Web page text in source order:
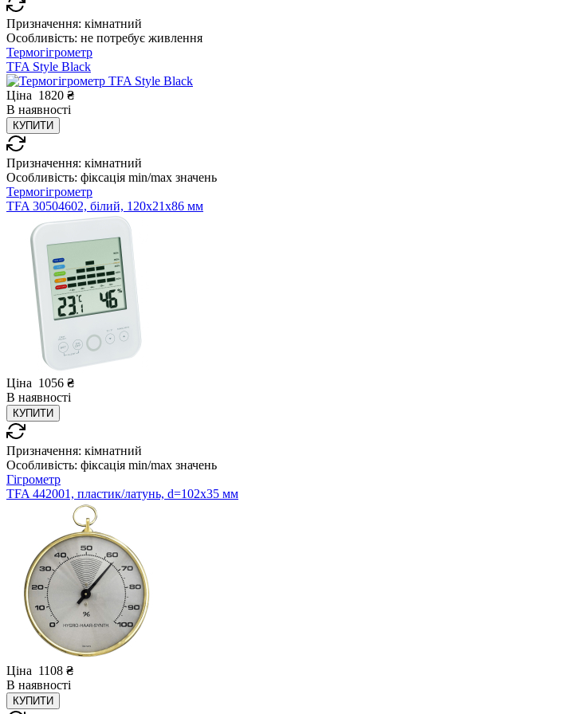
Призначення: кімнатний
Особливість: не потребує живлення
Термогігрометр
TFA Style Black
Ціна 1820 ₴
В наявності
КУПИТИ
Призначення: кімнатний
Особливість: фіксація min/max значень
Термогігрометр
TFA 30504602, білий, 120x21x86 мм
Ціна 1056 ₴
В наявності
КУПИТИ
Призначення: кімнатний
Особливість: фіксація min/max значень
Гігрометр
TFA 442001, пластик/латунь, d=102х35 мм
Ціна 1108 ₴
В наявності
КУПИТИ